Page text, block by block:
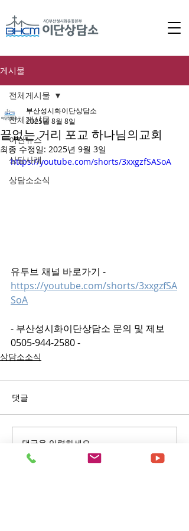
게시물
전체게시물
이단뉴스
상담사례
상담소소식
전체게시물
끝없는 거리 포교 하나님의교회
부산성시화이단상담소
2025년 8월 8일
최종 수정일: 2025년 9월 3일
https://youtube.com/shorts/3xxgzfSASoA
유투브 채널 바로가기 -
https://youtube.com/shorts/3xxgzfSA
SoA
- 부산성시화이단상담소 문의 및 제보
0505-944-2580 -
상담소소식
댓글
댓글을 입력하세요.